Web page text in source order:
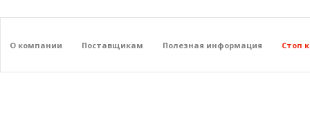
О компании Поставщикам Полезная информация Стоп